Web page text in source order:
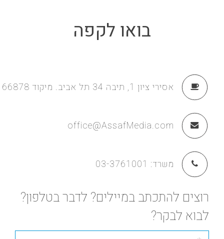
בואו לקפה
אסירי ציון 1, תיבה 34 תל אביב. מיקוד 66878
office@AssafMedia.com
משרד: 03-3761001
רוצים להתכתב במיילים? לדבר בטלפון?
לבוא לבקר?